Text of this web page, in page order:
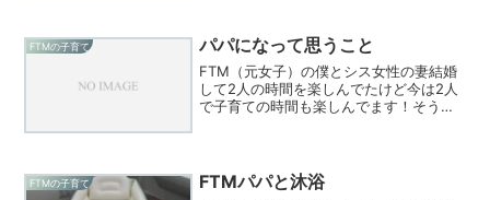
害が出てきていると例えば公園で遊べな
い↓体力落ちる↓体力消耗...
FTMの子育て パパになって思うこと
FTM（元女子）の僕とシス女性の妻結婚
して2人の時間を楽しんでたけど今は2人
で子育ての時間も楽しんでます！そう僕
けど実は子どもが生ま...
FTMの子育て FTMパパと沐浴